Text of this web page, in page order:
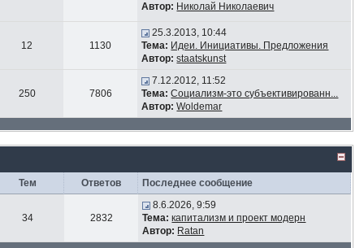
Автор: Николай Николаевич
12 1130
25.3.2013, 10:44
Тема: Идеи. Инициативы. Предложения
Автор: staatskunst
250 7806
7.12.2012, 11:52
Тема: Социализм-это субъективированн...
Автор: Woldemar
Тем Ответов Последнее сообщение
34 2832
8.6.2026, 9:59
Тема: капитализм и проект модерн
Автор: Ratan